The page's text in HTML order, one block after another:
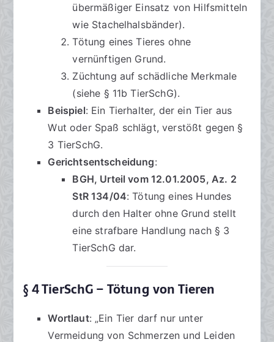
übermäßiger Einsatz von Hilfsmitteln
wie Stachelhalsbänder).
Tötung eines Tieres ohne
vernünftigen Grund.
Züchtung auf schädliche Merkmale
(siehe § 11b TierSchG).
Beispiel: Ein Tierhalter, der ein Tier aus
Wut oder Spaß schlägt, verstößt gegen §
3 TierSchG.
Gerichtsentscheidung:
BGH, Urteil vom 12.01.2005, Az. 2
StR 134/04: Tötung eines Hundes
durch den Halter ohne Grund stellt
eine strafbare Handlung nach § 3
TierSchG dar.
§ 4 TierSchG – Tötung von Tieren
Wortlaut: „Ein Tier darf nur unter
Vermeidung von Schmerzen und Leiden